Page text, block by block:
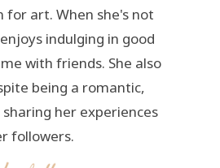
for art. When she's not
indulging in good
with friends. She also
being a romantic,
her experiences
followers.